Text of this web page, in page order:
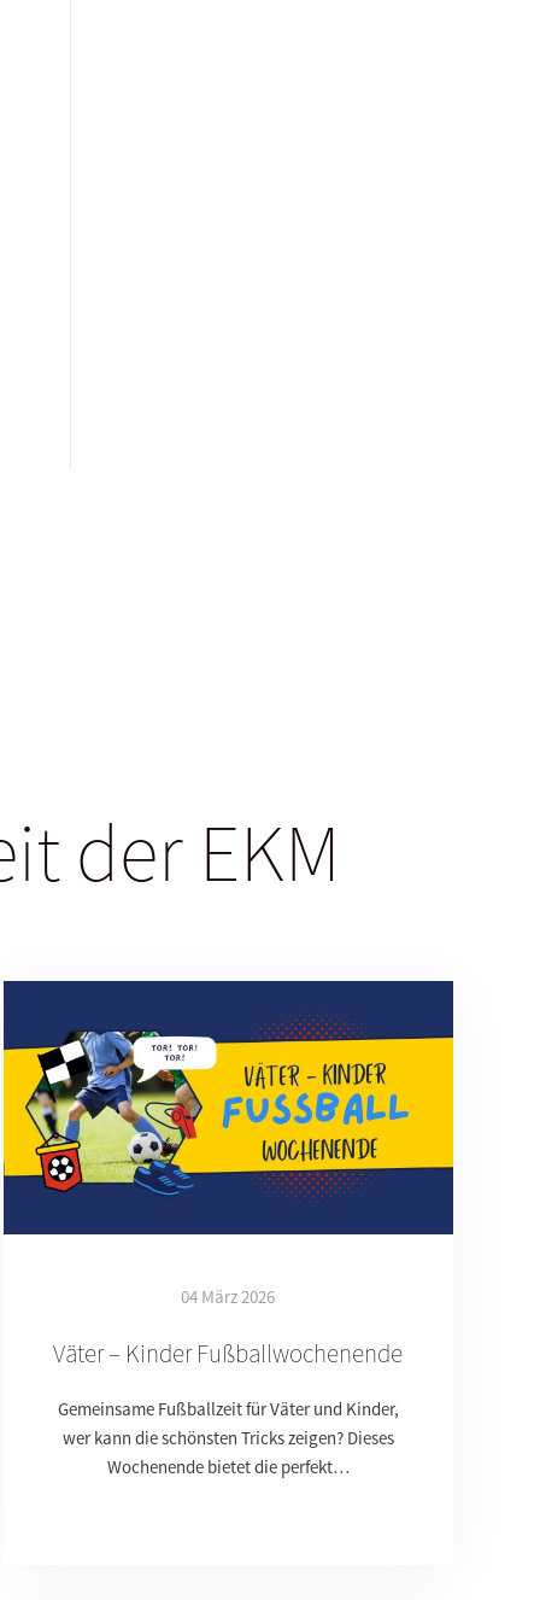
der EKM
04 März 2026
Väter – Kinder Fußballwochenende
Gemeinsame Fußballzeit für Väter und Kinder,
wer kann die schönsten Tricks zeigen? Dieses
Wochenende bietet die perfekt…